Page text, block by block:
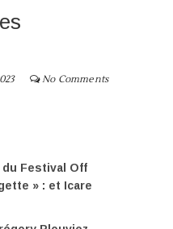
No Comments
Festival Off
» : et Icare